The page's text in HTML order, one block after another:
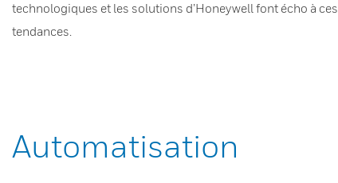
technologiques et les solutions d’Honeywell font écho à ces
tendances.
Automatisation